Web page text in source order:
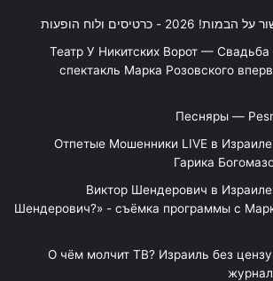
- כרטיסים ולוח הופעות
"Театр У Никитских Ворот —
спектакль Марка Розовского
Отпетые Мошенники LIVE в
Гарика
Виктор Шендерович в
Шендерович?» - съёмка программы с
«О чём молчит ТВ? Израиль без